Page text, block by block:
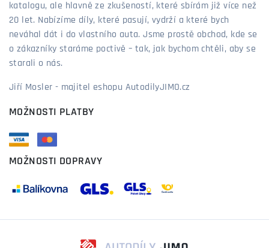
katalogu, ale hlavně ze zkušeností, které sbírám již více než
20 let. Nabízíme díly, které pasují, vydrží a které bych
neváhal dát i do vlastního auta. Jsme prostě obchod, kde se
o zákazníky staráme poctivě – tak, jak bychom chtěli, aby se
starali o nás.
Jiří Mosler - majitel eshopu AutodilyJIMO.cz
MOŽNOSTI PLATBY
MOŽNOSTI DOPRAVY